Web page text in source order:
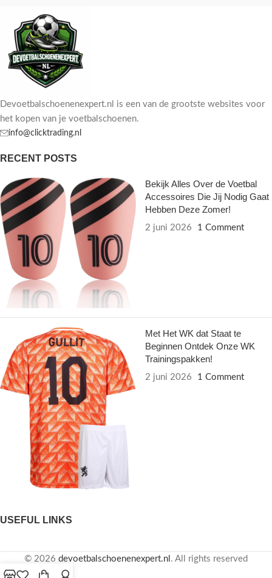
Devoetbalschoenenexpert.nl is een van de grootste websites voor
het kopen van je voetbalschoenen.
info@clicktrading.nl
RECENT POSTS
Bekijk Alles Over de Voetbal
Accessoires Die Jij Nodig Gaat
Hebben Deze Zomer!
2 juni 2026 1 Comment
Met Het WK dat Staat te
Beginnen Ontdek Onze WK
Trainingspakken!
2 juni 2026 1 Comment
USEFUL LINKS
© 2026 devoetbalschoenenexpert.nl . All rights reserved